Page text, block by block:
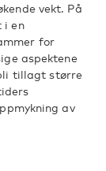
vekt. På
i en
for
aspektene
tillagt større
av